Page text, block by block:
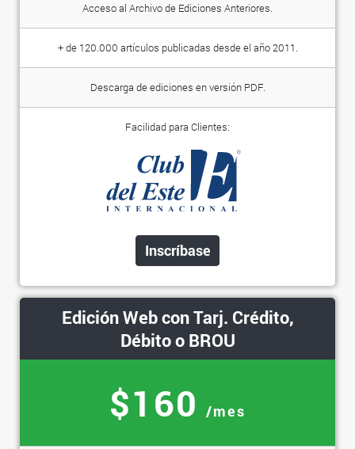
Acceso al Archivo de Ediciones Anteriores.
+ de 120.000 artículos publicadas desde el año 2011.
Descarga de ediciones en versión PDF.
Facilidad para Clientes:
Inscríbase
Edición Web con Tarj. Crédito,
Débito o BROU
$160 /mes